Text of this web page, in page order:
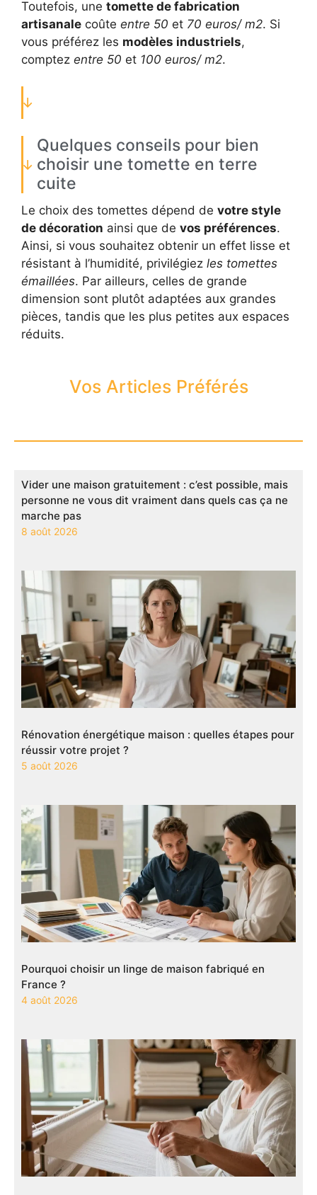
Toutefois, une tomette de fabrication
artisanale coûte entre 50 et 70 euros/ m2. Si
vous préférez les modèles industriels,
comptez entre 50 et 100 euros/ m2.
Quelques conseils pour bien
choisir une tomette en terre
cuite
Le choix des tomettes dépend de votre style
de décoration ainsi que de vos préférences.
Ainsi, si vous souhaitez obtenir un effet lisse et
résistant à l’humidité, privilégiez les tomettes
émaillées. Par ailleurs, celles de grande
dimension sont plutôt adaptées aux grandes
pièces, tandis que les plus petites aux espaces
réduits.
Vos Articles Préférés
Vider une maison gratuitement : c’est possible, mais
personne ne vous dit vraiment dans quels cas ça ne
marche pas
8 août 2026
Rénovation énergétique maison : quelles étapes pour
réussir votre projet ?
5 août 2026
Pourquoi choisir un linge de maison fabriqué en
France ?
4 août 2026